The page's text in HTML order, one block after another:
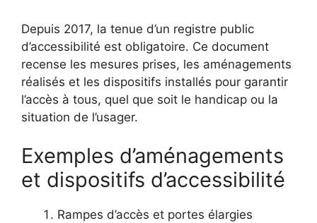
Depuis 2017, la tenue d’un registre public
d’accessibilité est obligatoire. Ce document
recense les mesures prises, les aménagements
réalisés et les dispositifs installés pour garantir
l’accès à tous, quel que soit le handicap ou la
situation de l’usager.
Exemples d’aménagements
et dispositifs d’accessibilité
Rampes d’accès et portes élargies